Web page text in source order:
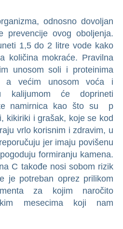
odnosno dovoljan
prevencije ovog oboljenja.
1,5 do 2 litre vode kako
količina mokraće. Pravilna
unosom soli i proteinima
a većim unosom voća i
kalijumom će doprineti
namirnica kao što su p
kikiriki i grašak, koje se kod
vrlo korisnim i zdravim, u
jer imaju povišenu
formiranju kamena.
C takođe nosi sobom rizik
je potreban oprez prilikom
za kojim naročito
mesecima koji nam